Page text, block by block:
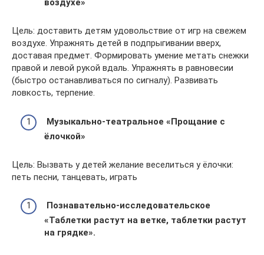
воздухе»
Цель: доставить детям удовольствие от игр на свежем
воздухе. Упражнять детей в подпрыгивании вверх,
доставая предмет. Формировать умение метать снежки
правой и левой рукой вдаль. Упражнять в равновесии
(быстро останавливаться по сигналу). Развивать
ловкость, терпение.
Музыкально-театральное «Прощание с
ёлочкой»
Цель: Вызвать у детей желание веселиться у ёлочки:
петь песни, танцевать, играть
Познавательно-исследовательское
«Таблетки растут на ветке, таблетки растут
на грядке».